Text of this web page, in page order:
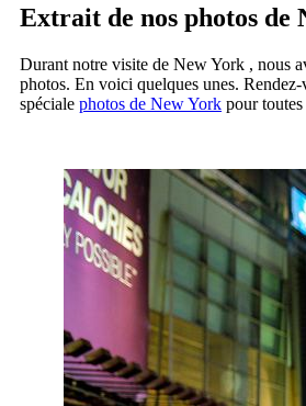
Extrait de nos photos de
Durant notre visite de New York , nous
photos. En voici quelques unes.
spéciale photos de New York pour